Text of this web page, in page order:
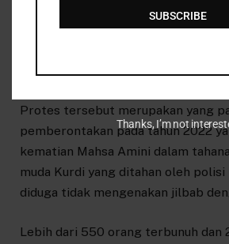
dan pasukan keamanan – mungkin
berhati-hati dan tidak terburu-buru
Amerika,” katanya kepada BBC.
Protes tersebut merupakan yang
pemberontakan pada tahun 2022
kematian Mahsa Amini dalam
muda Kurdi yang ditahan oleh
diduga tidak mengenakan jilbab
Lebih dari 550 orang terbunuh dan
SUBSCRIBE
Thanks, I’m not